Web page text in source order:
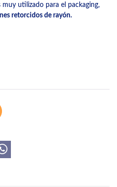
utilizado para el packaging,
retorcidos de rayón.